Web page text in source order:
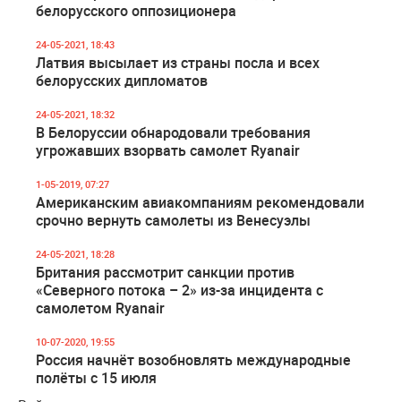
белорусского оппозиционера
24-05-2021, 18:43
Латвия высылает из страны посла и всех
белорусских дипломатов
24-05-2021, 18:32
В Белоруссии обнародовали требования
угрожавших взорвать самолет Ryanair
1-05-2019, 07:27
Американским авиакомпаниям рекомендовали
срочно вернуть самолеты из Венесуэлы
24-05-2021, 18:28
Британия рассмотрит санкции против
«Северного потока – 2» из-за инцидента с
самолетом Ryanair
10-07-2020, 19:55
Россия начнёт возобновлять международные
полёты с 15 июля